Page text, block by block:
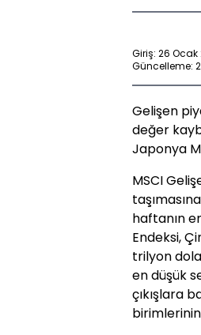
Giriş: 26 Ocak
Güncelleme:
Gelişen
değer
Japonya
MSCI
haftanın
Endeksi,
trilyon
en düşük
çıkışlara